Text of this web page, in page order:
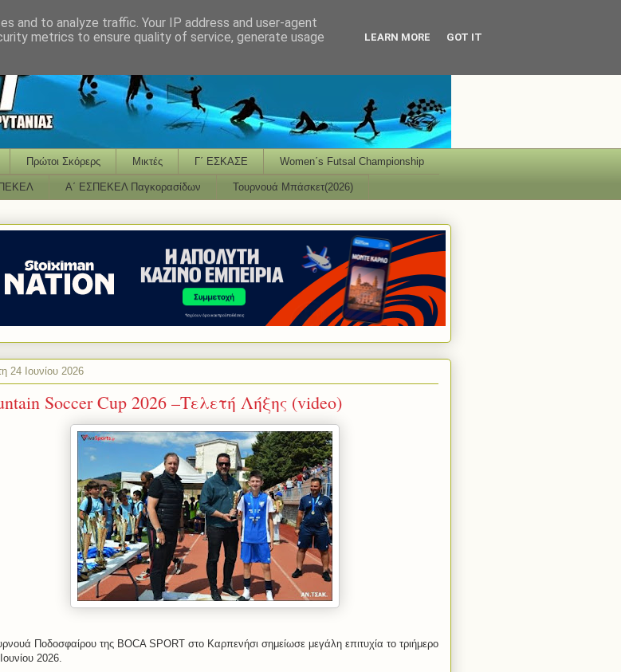
Πρώτοι Σκόρερς Μικτές Γ΄ ΕΣΚΑΣΕ Women΄s Futsal Championship
Α΄ ΕΣΠΕΚΕΛ Παγκορασίδων Τουρνουά Μπάσκετ(2026)
24 Ιουνίου 2026
Soccer Cup 2026 –Τελετή Λήξης (video)
Ποδοσφαίρου της BOCA SPORT στο Καρπενήσι σημείωσε μεγάλη επιτυχία το τριήμερο
2026.
and to analyze traffic. Your IP address and user-agent
metrics to ensure quality of service, generate usage
LEARN MORE GOT IT